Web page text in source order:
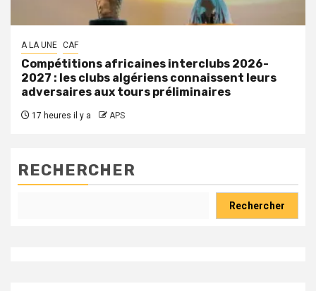
A LA UNE CAF
Compétitions africaines interclubs 2026-
2027 : les clubs algériens connaissent leurs
adversaires aux tours préliminaires
17 heures il y a APS
RECHERCHER
Rechercher